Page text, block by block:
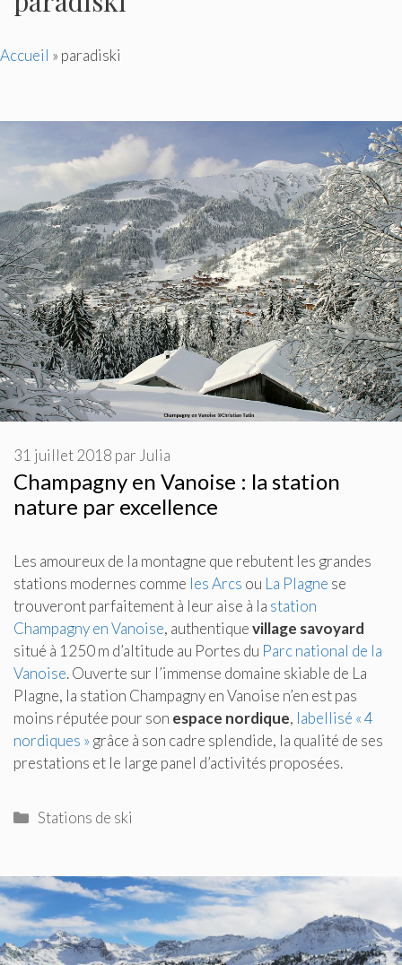
Accueil » paradiski
Champagny en Vanoise : la station
nature par excellence
31 juillet 2018 par Julia
Les amoureux de la montagne que rebutent les grandes
stations modernes comme les Arcs ou La Plagne se
trouveront parfaitement à leur aise à la station
Champagny en Vanoise, authentiquevillage savoyard
situé à 1250 m d’altitude au Portes du Parc national de la
Vanoise. Ouverte sur l’immense domaine skiable de La
Plagne, la station Champagny en Vanoise n’en est pas
moins réputée pour son espace nordique, labellisé « 4
nordiques » grâce à son cadre splendide, la qualité de ses
prestations et le large panel d’activités proposées.
Catégories
Stations de ski